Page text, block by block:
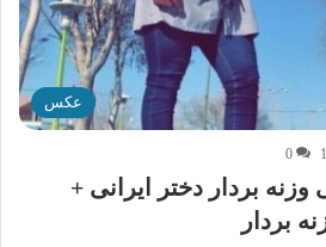
عکس
0
وزنه بردار دختر ایرانی +
بردار